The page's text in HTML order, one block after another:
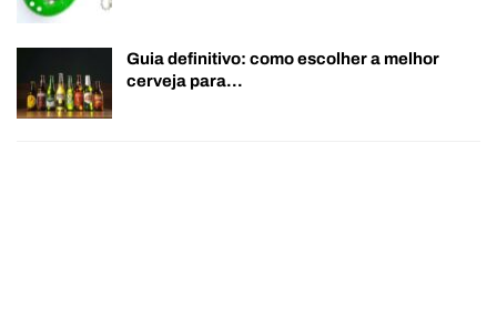
Guia definitivo: como escolher a melhor
cerveja para…